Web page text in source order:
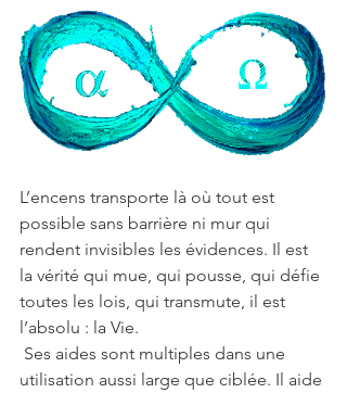
L’encens transporte là où tout est
possible sans barrière ni mur qui
rendent invisibles les évidences. Il est
la vérité qui mue, qui pousse, qui défie
toutes les lois, qui transmute, il est
l’absolu : la Vie.
utilisation aussi large que ciblée. Il aide